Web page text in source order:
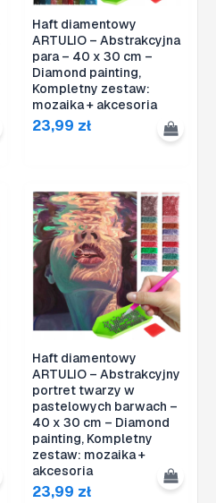
Haft diamentowy
ARTULIO – Abstrakcyjna
para – 40 x 30 cm –
Diamond painting,
Kompletny zestaw:
mozaika + akcesoria
23,99 zł
Haft diamentowy
ARTULIO – Abstrakcyjny
portret twarzy w
pastelowych barwach –
40 x 30 cm – Diamond
painting, Kompletny
zestaw: mozaika +
akcesoria
23,99 zł